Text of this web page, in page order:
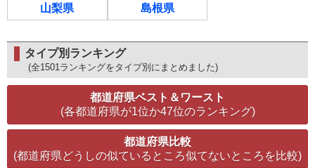
山梨県
島根県
タイプ別ランキング
(全1501ランキングをタイプ別にまとめました)
都道府県ベスト＆ワースト
(各都道府県が1位か47位のランキング)
都道府県比較
(都道府県どうしの似ているところ似てないところを比較)